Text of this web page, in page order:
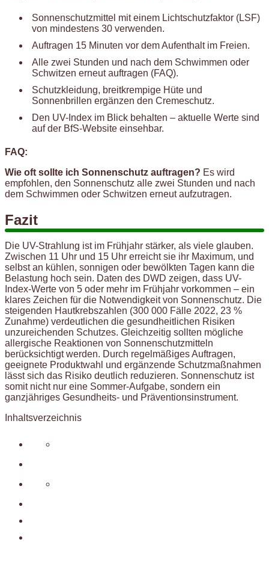
Sonnenschutzmittel mit einem Lichtschutzfaktor (LSF)
von mindestens 30 verwenden.
Auftragen 15 Minuten vor dem Aufenthalt im Freien.
Alle zwei Stunden und nach dem Schwimmen oder
Schwitzen erneut auftragen (FAQ).
Schutzkleidung, breitkrempige Hüte und
Sonnenbrillen ergänzen den Cremeschutz.
Den UV-Index im Blick behalten – aktuelle Werte sind
auf der BfS-Website einsehbar.
FAQ:
Wie oft sollte ich Sonnenschutz auftragen? Es wird
empfohlen, den Sonnenschutz alle zwei Stunden und nach
dem Schwimmen oder Schwitzen erneut aufzutragen.
Fazit
Die UV-Strahlung ist im Frühjahr stärker, als viele glauben.
Zwischen 11 Uhr und 15 Uhr erreicht sie ihr Maximum, und
selbst an kühlen, sonnigen oder bewölkten Tagen kann die
Belastung hoch sein. Daten des DWD zeigen, dass UV-
Index-Werte von 5 oder mehr im Frühjahr vorkommen – ein
klares Zeichen für die Notwendigkeit von Sonnenschutz. Die
steigenden Hautkrebszahlen (300 000 Fälle 2022, 23 %
Zunahme) verdeutlichen die gesundheitlichen Risiken
unzureichenden Schutzes. Gleichzeitig sollten mögliche
allergische Reaktionen von Sonnenschutzmitteln
berücksichtigt werden. Durch regelmäßiges Auftragen,
geeignete Produktwahl und ergänzende Schutzmaßnahmen
lässt sich das Risiko deutlich reduzieren. Sonnenschutz ist
somit nicht nur eine Sommer-Aufgabe, sondern ein
ganzjähriges Gesundheits- und Präventionsinstrument.
Inhaltsverzeichnis